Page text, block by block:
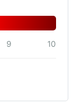
9 10